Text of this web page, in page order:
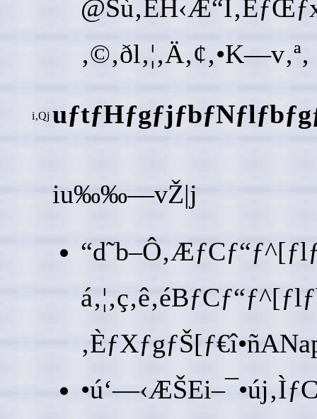
i‚Qj
iu‰‰—vŽ|j